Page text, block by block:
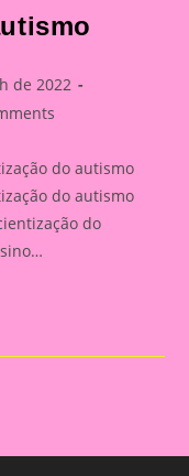
de 2022
do autismo
do autismo
do